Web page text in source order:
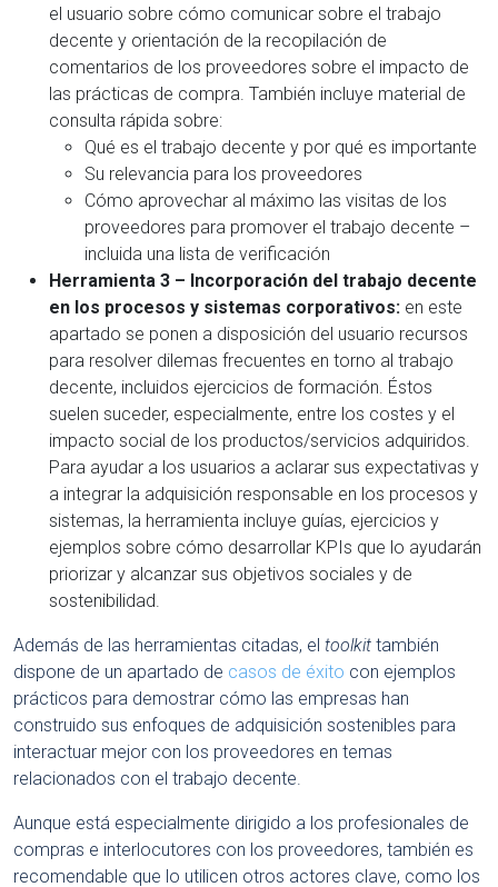
el usuario sobre cómo comunicar sobre el trabajo
decente y orientación de la recopilación de
comentarios de los proveedores sobre el impacto de
las prácticas de compra. También incluye material de
consulta rápida sobre:
Qué es el trabajo decente y por qué es importante
Su relevancia para los proveedores
Cómo aprovechar al máximo las visitas de los
proveedores para promover el trabajo decente –
incluida una lista de verificación
Herramienta 3 – Incorporación del trabajo decente
en los procesos y sistemas corporativos: en este
apartado se ponen a disposición del usuario recursos
para resolver dilemas frecuentes en torno al trabajo
decente, incluidos ejercicios de formación. Éstos
suelen suceder, especialmente, entre los costes y el
impacto social de los productos/servicios adquiridos.
Para ayudar a los usuarios a aclarar sus expectativas y
a integrar la adquisición responsable en los procesos y
sistemas, la herramienta incluye guías, ejercicios y
ejemplos sobre cómo desarrollar KPIs que lo ayudarán
priorizar y alcanzar sus objetivos sociales y de
sostenibilidad.
Además de las herramientas citadas, el toolkit también
dispone de un apartado de casos de éxito con ejemplos
prácticos para demostrar cómo las empresas han
construido sus enfoques de adquisición sostenibles para
interactuar mejor con los proveedores en temas
relacionados con el trabajo decente.
Aunque está especialmente dirigido a los profesionales de
compras e interlocutores con los proveedores, también es
recomendable que lo utilicen otros actores clave, como los